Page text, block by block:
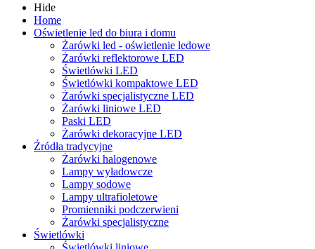
Hide
Home
Oświetlenie led do biura i domu
Żarówki led - oświetlenie ledowe
Żarówki reflektorowe LED
Świetlówki LED
Świetlówki kompaktowe LED
Żarówki specjalistyczne LED
Żarówki liniowe LED
Paski LED
Żarówki dekoracyjne LED
Źródła tradycyjne
Żarówki halogenowe
Lampy wyładowcze
Lampy sodowe
Lampy ultrafioletowe
Promienniki podczerwieni
Żarówki specjalistyczne
Świetlówki